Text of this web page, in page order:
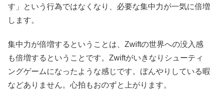
す」という行為ではなくなり、必要な集中力が一気に倍増
します。
集中力が倍増するということは、Zwiftの世界への没入感
も倍増するということです。Zwiftがいきなりシューティ
ングゲームになったような感じです。ぼんやりしている暇
などありません。心拍もおのずと上がります。